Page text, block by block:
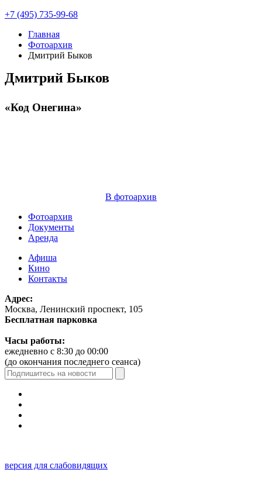
+7 (495) 735-99-68
Главная
Фотоархив
Дмитрий Быков
Дмитрий Быков
«Код Онегина»
В фотоархив
Фотоархив
Документы
Аренда
Афиша
Кино
Контакты
Адрес:
Москва, Ленинский проспект, 105
Бесплатная парковка
Часы работы:
ежедневно с 8:30 до 00:00
(до окончания последнего сеанса)
версия для слабовидящих